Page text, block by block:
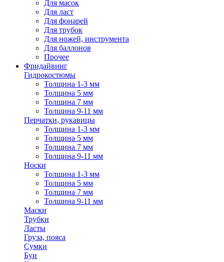
Для масок
Для ласт
Для фонарей
Для трубок
Для ножей, инструмента
Для баллонов
Прочее
Фридайвинг
Гидрокостюмы
Толщина 1-3 мм
Толщина 5 мм
Толщина 7 мм
Толщина 9-11 мм
Перчатки, рукавицы
Толщина 1-3 мм
Толщина 5 мм
Толщина 7 мм
Толщина 9-11 мм
Носки
Толщина 1-3 мм
Толщина 5 мм
Толщина 7 мм
Толщина 9-11 мм
Маски
Трубки
Ласты
Груза, пояса
Сумки
Буи